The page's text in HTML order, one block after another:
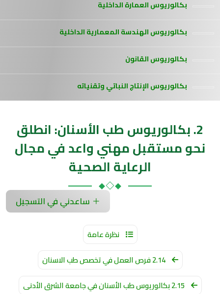
بكالوريوس العمارة الداخلية
بكالوريوس الهندسة المعمارية الداخلية
بكالوريوس القانون
بكالوريوس الإنتاج النباتي وتقنياته
2. بكالوريوس طب الأسنان: انطلق
نحو مستقبل مهني واعد في مجال
الرعاية الصحية
ساعدني في التسجيل
نظرة عامة
2.14 فرص العمل في تخصص طب الاسنان